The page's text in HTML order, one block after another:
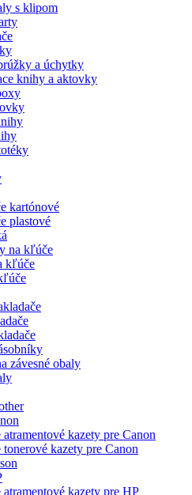
s klipom
a úchytky
knihy a aktovky
kartónové
plastové
na kľúče
kľúče
závesné obaly
kazety pre Canon
kazety pre Canon
kazety pre HP